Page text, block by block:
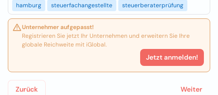
hamburg
steuerfachangestellte steuerberaterprüfung
Unternehmer aufgepasst!
Registrieren Sie jetzt Ihr Unternehmen und erweitern Sie Ihre
globale Reichweite mit iGlobal.
Jetzt anmelden!
Zurück Weiter